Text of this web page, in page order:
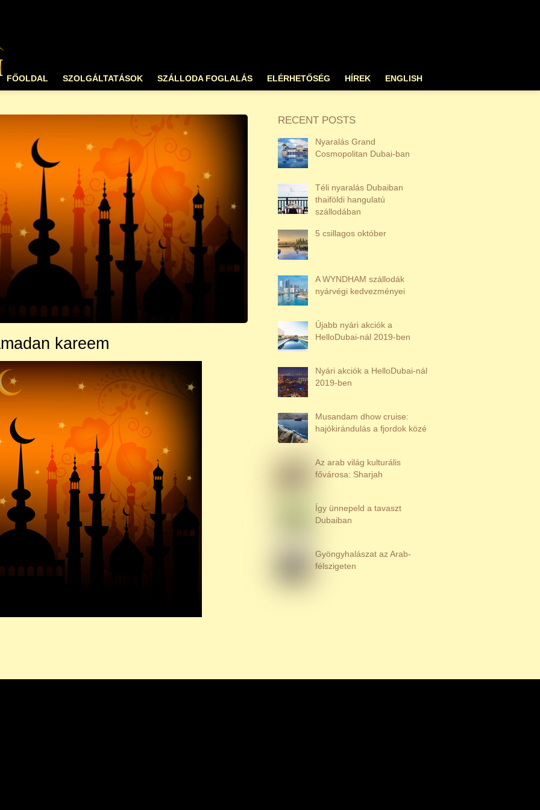
FŐOLDAL SZOLGÁLTATÁSOK SZÁLLODA FOGLALÁS ELÉRHETŐSÉG HÍREK ENGLISH
kareem
RECENT POSTS
Nyaralás Grand
Cosmopolitan Dubai-ban
Téli nyaralás Dubaiban
thaiföldi hangulatú
szállodában
5 csillagos október
A WYNDHAM szállodák
nyárvégi kedvezményei
Újabb nyári akciók a
HelloDubai-nál 2019-ben
Nyári akciók a HelloDubai-nál
2019-ben
Musandam dhow cruise:
hajókirándulás a fjordok közé
Az arab világ kulturális
fővárosa: Sharjah
Így ünnepeld a tavaszt
Dubaiban
Gyöngyhalászat az Arab-
félszigeten